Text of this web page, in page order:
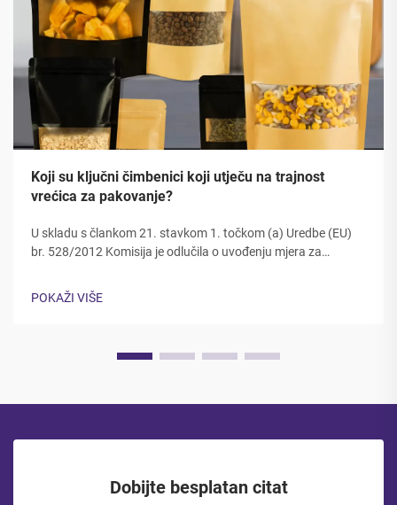
Koji su ključni čimbenici koji utječu na trajnost
vrećica za pakovanje?
U skladu s člankom 21. stavkom 1. točkom (a) Uredbe (EU)
br. 528/2012 Komisija je odlučila o uvođenju mjera za
točkom (a) Uredbe (EU) br. 528/2012. Dugovječnost i
POKAŽI VIŠE
Dobijte besplatan citat